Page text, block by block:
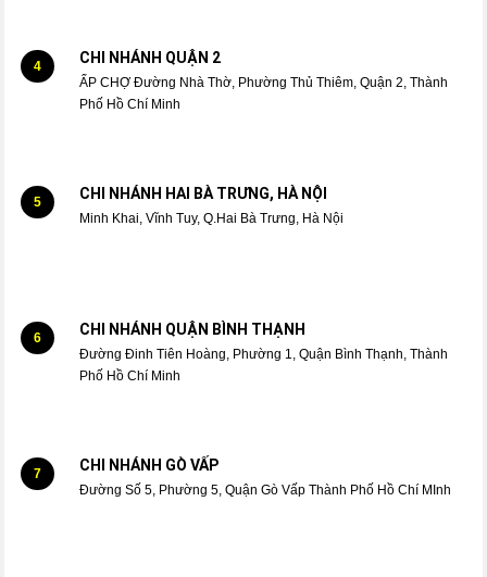
4 CHI NHÁNH QUẬN 2
ẤP CHỢ Đường Nhà Thờ, Phường Thủ Thiêm, Quận 2, Thành
Phố Hồ Chí Minh
5 CHI NHÁNH HAI BÀ TRƯNG, HÀ NỘI
Minh Khai, Vĩnh Tuy, Q.Hai Bà Trưng, Hà Nội
6 CHI NHÁNH QUẬN BÌNH THẠNH
Đường Đinh Tiên Hoàng, Phường 1, Quận Bình Thạnh, Thành
Phố Hồ Chí Minh
7 CHI NHÁNH GÒ VẤP
Đường Số 5, Phường 5, Quận Gò Vấp Thành Phố Hồ Chí MInh